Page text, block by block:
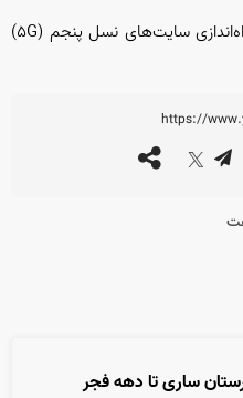
اعزی همچنین به پیشروی در مسیر راه‌اندازی سایت‌های نسل پنجم (۵G)